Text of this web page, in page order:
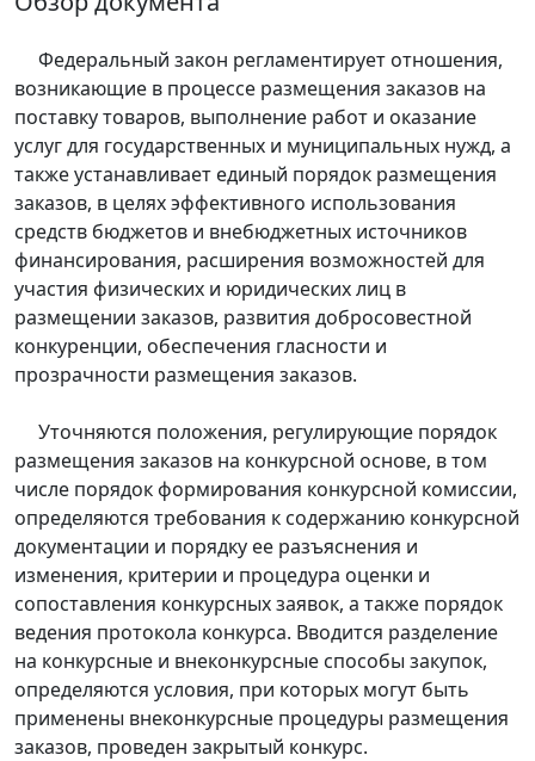
Федеральный закон регламентирует отношения,
возникающие в процессе размещения заказов на
поставку товаров, выполнение работ и оказание
услуг для государственных и муниципальных нужд, а
также устанавливает единый порядок размещения
заказов, в целях эффективного использования
средств бюджетов и внебюджетных источников
финансирования, расширения возможностей для
участия физических и юридических лиц в
размещении заказов, развития добросовестной
конкуренции, обеспечения гласности и
прозрачности размещения заказов.
Уточняются положения, регулирующие порядок
размещения заказов на конкурсной основе, в том
числе порядок формирования конкурсной комиссии,
определяются требования к содержанию конкурсной
документации и порядку ее разъяснения и
изменения, критерии и процедура оценки и
сопоставления конкурсных заявок, а также порядок
ведения протокола конкурса. Вводится разделение
на конкурсные и внеконкурсные способы закупок,
определяются условия, при которых могут быть
применены внеконкурсные процедуры размещения
заказов, проведен закрытый конкурс.